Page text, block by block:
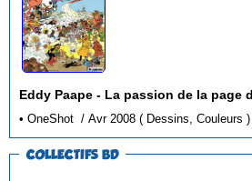
Eddy Paape - La passion de la page
• OneShot / Avr 2008 ( Dessins, Couleurs )
COLLECTIFS BD